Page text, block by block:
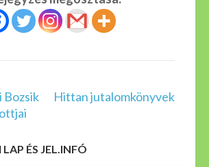
Bozsik
Hittan jutalomkönyvek
ÉS JEL.INFÓ